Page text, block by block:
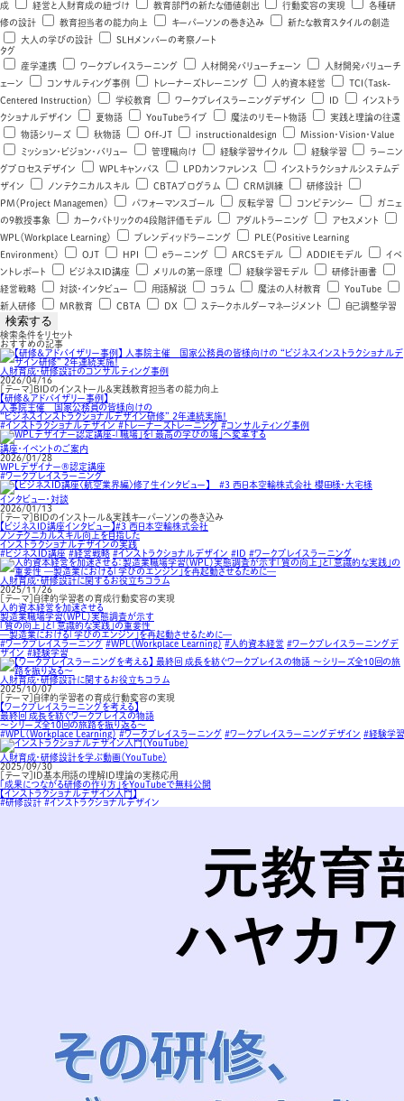
成 経営と人財育成の紐づけ 教育部門の新たな価値創出 行動変容の実現
各種研
修の設計
教育担当者の能力向上 キーパーソンの巻き込み
新たな教育スタイルの創造
大人の学びの設計
SLHメンバーの考察ノート
タグ
産学連携
ワークプレイスラーニング 人材開発バリューチェーン
人財開発バリューチ
ェーン
コンサルティング事例 トレーナーズトレーニング 人的資本経営
TCI（Task-
Centered Instruction）
学校教育 ワークプレイスラーニングデザイン ID
インストラ
クショナルデザイン
夏物語 YouTubeライブ 魔法のリモート物語
実践と理論の往還
物語シリーズ
秋物語 Off-JT instructionaldesign
Mission・Vision・Value
ミッション・ビジョン・バリュー
管理職向け 経験学習サイクル 経験学習
ラーニン
グプロセスデザイン
WPLキャンバス LPDカンファレンス
インストラクショナルシステムデ
ザイン
ノンテクニカルスキル CBTAプログラム CRM訓練
研修設計
PM（Project Managemen）
パフォーマンスゴール 反転学習 コンピテンシー
ガニェ
の9教授事象
カークパトリックの4段階評価モデル アダルトラーニング
アセスメント
WPL（Workplace Learning）
ブレンディッドラーニング
PLE（Positive Learning
Environment）
OJT HPI eラーニング ARCSモデル ADDIEモデル
イベ
ントレポート
ビジネスID講座 メリルの第一原理 経験学習モデル
研修計画書
経営戦略
対談・インタビュー 用語解説 コラム 魔法の人材教育
YouTube
新人研修
MR教育 CBTA DX ステークホルダーマネージメント 自己調整学習
検索条件をリセット
おすすめの記事
人財育成・研修設計のコンサルティング事例
2026/04/16
［テーマ］BIDのインストール＆実践教育担当者の能力向上
【研修＆アドバイザリー事例】
人事院主催 国家公務員の皆様向けの
“ビジネスインストラクショナルデザイン研修” ２年連続実施！
#インストラクショナルデザイン #トレーナーズトレーニング #コンサルティング事例
講座・イベントのご案内
2026/01/28
WPLデザイナー®認定講座
#ワークプレイスラーニング
インタビュー・対談
2026/01/13
［テーマ］BIDのインストール＆実践キーパーソンの巻き込み
【ビジネスID講座インタビュー】#3 西日本空輸株式会社
ノンテクニカルスキル向上を目指した
インストラクショナルデザインの実践
#ビジネスID講座 #経営戦略 #インストラクショナルデザイン #ID #ワークプレイスラーニング
人財育成・研修設計に関するお役立ちコラム
2025/11/26
［テーマ］自律的学習者の育成行動変容の実現
人的資本経営を加速させる
製造業職場学習（WPL）実態調査が示す
「質の向上」と「意識的な実践」の重要性
—製造業における「学びのエンジン」を再起動させるために—
#ワークプレイスラーニング #WPL（Workplace Learning） #人的資本経営 #ワークプレイスラーニングデ
ザイン #経験学習
人財育成・研修設計に関するお役立ちコラム
2025/10/07
［テーマ］自律的学習者の育成行動変容の実現
【ワークプレイスラーニングを考える】
最終回 成長を紡ぐワークプレイスの物語
～シリーズ全10回の旅路を振り返る～
#WPL（Workplace Learning） #ワークプレイスラーニング #ワークプレイスラーニングデザイン #経験学習
人財育成・研修設計を学ぶ動画（YouTube）
2025/09/30
［テーマ］ID基本用語の理解ID理論の実務応用
「成果につながる研修の作り方」をYouTubeで無料公開
【インストラクショナルデザイン入門】
#研修設計 #インストラクショナルデザイン